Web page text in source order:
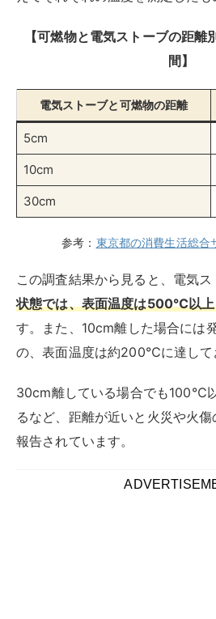
【可燃物と電気ストーブの距
間】
電気ストーブと可燃物の距離
5cm
10cm
30cm
参考： 東京都の消費生活総合
この調査結果から見ると、電気
状態では、表面温度は500℃以上
す。また、10cm離した場合には
の、表面温度は約200℃に達して
30cm離している場合でも100℃
るなど、距離が近いと火災や火
報告されています。